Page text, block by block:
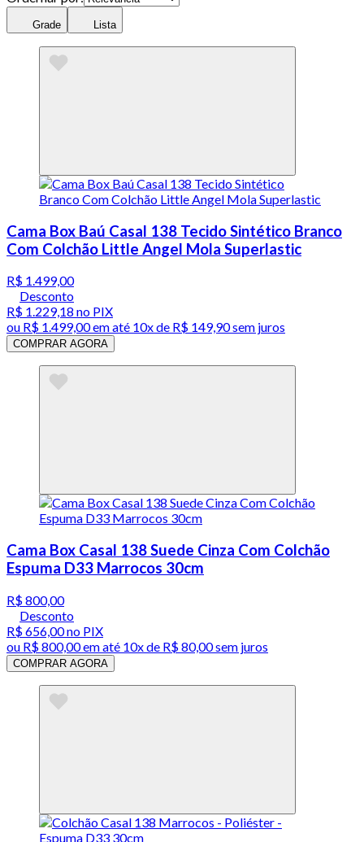
Grade Lista
Cama Box Baú Casal 138 Tecido Sintético Branco
Com Colchão Little Angel Mola Superlastic
R$ 1.499,00
Desconto
R$ 1.229,18 no PIX
ou R$ 1.499,00em até 10x de R$ 149,90 sem juros
COMPRAR AGORA
Cama Box Casal 138 Suede Cinza Com Colchão
Espuma D33 Marrocos 30cm
R$ 800,00
Desconto
R$ 656,00no PIX
ou R$ 800,00em até 10x de R$ 80,00 sem juros
COMPRAR AGORA